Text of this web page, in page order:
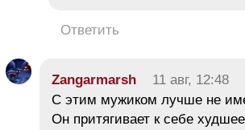
Ответить
Zangarmarsh 11 авг, 12:48
С этим мужиком лучше не
Он притягивает к себе